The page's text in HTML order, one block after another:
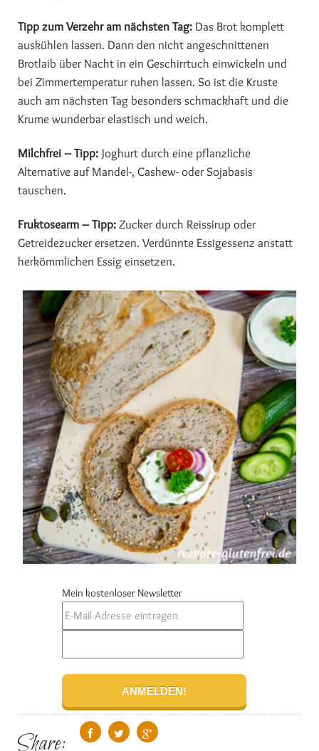
Tipp zum Verzehr am nächsten Tag: Das Brot komplett
auskühlen lassen. Dann den nicht angeschnittenen
Brotlaib über Nacht in ein Geschirrtuch einwickeln und
bei Zimmertemperatur ruhen lassen. So ist die Kruste
auch am nächsten Tag besonders schmackhaft und die
Krume wunderbar elastisch und weich.
Milchfrei – Tipp: Joghurt durch eine pflanzliche
Alternative auf Mandel-, Cashew- oder Sojabasis
tauschen.
Fruktosearm – Tipp: Zucker durch Reissirup oder
Getreidezucker ersetzen. Verdünnte Essigessenz anstatt
herkömmlichen Essig einsetzen.
Mein kostenloser Newsletter
Share: